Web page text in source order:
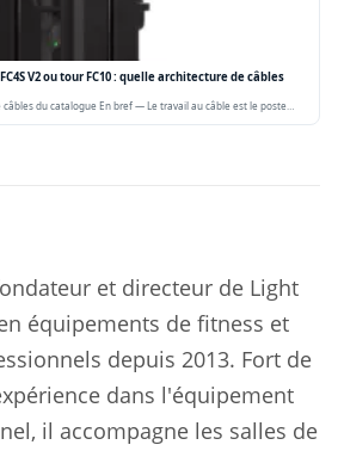
V2 ou tour FC10 : quelle architecture de câbles
du catalogue En bref — Le travail au câble est le poste…
et directeur de Light
équipements de fitness et
depuis 2013. Fort de
dans l'équipement
il accompagne les salles de